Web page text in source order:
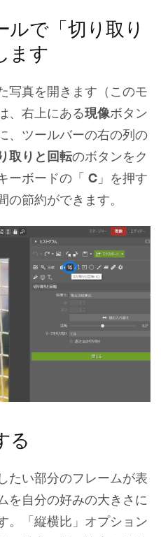
ルで「切り取り
ます
写真を開きます（このモ
、右上にある現像ボタン
、ツールバーの右の列の
取りと回転のボタンをク
ーボードの「
C 」を押す
の節約ができます。
る
たい部分のフレームが表
を自分の好みの大きさに
。「縦横比」オプション